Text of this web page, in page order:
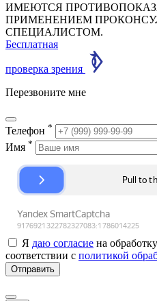
ИМЕЮТСЯ
ПРИМЕНЕНИЕМ
СПЕЦИАЛИСТОМ.
Бесплатная
проверка зрения
Перезвоните мне
Телефон *
Имя *
Я даю согласие на
соответствии с политикой
Отправить